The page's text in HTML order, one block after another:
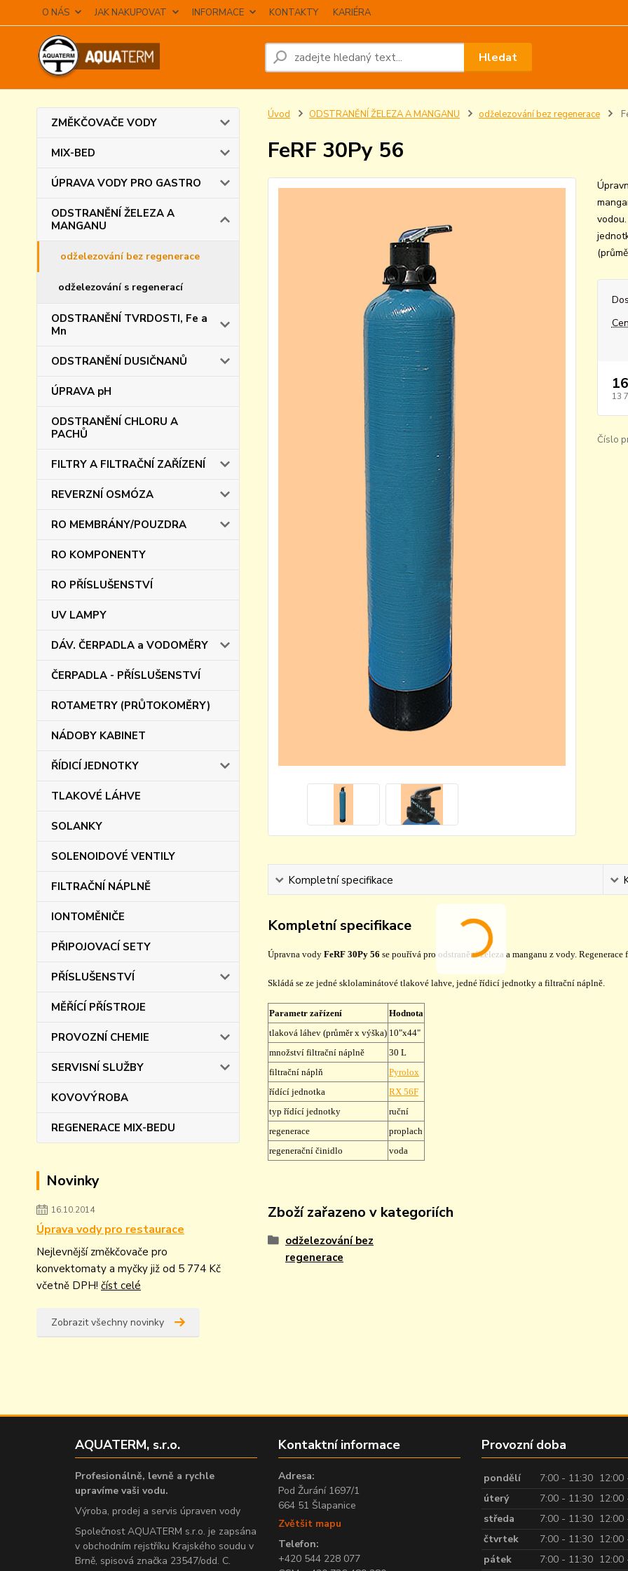
O NÁS JAK NAKUPOVAT INFORMACE KONTAKTY KARIÉRA
Hledat
ZMĚKČOVAČE VODY
MIX-BED
ÚPRAVA VODY PRO GASTRO
ODSTRANĚNÍ ŽELEZA A
MANGANU
odželezování bez regenerace
odželezování s regenerací
ODSTRANĚNÍ TVRDOSTI, Fe a
Mn
ODSTRANĚNÍ DUSIČNANŮ
ÚPRAVA pH
ODSTRANĚNÍ CHLORU A
PACHŮ
FILTRY A FILTRAČNÍ ZAŘÍZENÍ
REVERZNÍ OSMÓZA
RO MEMBRÁNY/POUZDRA
RO KOMPONENTY
RO PŘÍSLUŠENSTVÍ
UV LAMPY
DÁV. ČERPADLA a VODOMĚRY
ČERPADLA - PŘÍSLUŠENSTVÍ
ROTAMETRY (PRŮTOKOMĚRY)
NÁDOBY KABINET
ŘÍDICÍ JEDNOTKY
TLAKOVÉ LÁHVE
SOLANKY
SOLENOIDOVÉ VENTILY
FILTRAČNÍ NÁPLNĚ
IONTOMĚNIČE
PŘIPOJOVACÍ SETY
PŘÍSLUŠENSTVÍ
MĚŘÍCÍ PŘÍSTROJE
PROVOZNÍ CHEMIE
SERVISNÍ SLUŽBY
KOVOVÝROBA
REGENERACE MIX-BEDU
Novinky
16.10.2014
Úprava vody pro restaurace
Nejlevnější změkčovače pro
konvektomaty a myčky již od 5 774 Kč
včetně DPH! číst celé
Zobrazit všechny novinky
Úvod ODSTRANĚNÍ ŽELEZA A MANGANU odželezování bez regenerace
FeRF 30Py 56
13
Číslo
Kompletní specifikace
Kompletní specifikace
Úpravna vody FeRF 30Py 56 se pouřívá pro odstranění železa a manganu z vody.
Skládá se ze jedné sklolaminátové tlakové lahve, jedné řídicí jednotky a filtrační náplně.
Parametr zařízení
Hodnota
tlaková láhev (průměr x výška) 10"x44"
množství filtrační náplně
30 L
filtrační náplň
Pyrolox
řídící jednotka
RX 56F
typ řídící jednotky
ruční
regenerace
proplach
regenerační činidlo
voda
Zboží zařazeno v kategoriích
odželezování bez
regenerace
AQUATERM, s.r.o.
Profesionálně, levně a rychle
upravíme vaši vodu.
Výroba, prodej a servis úpraven vody
Společnost AQUATERM s.r.o. je zapsána
v obchodním rejstříku Krajského soudu v
Brně, spisová značka 23547/odd. C.
Kontaktní informace
Adresa:
Pod Žurání 1697/1
664 51 Šlapanice
Zvětšit mapu
Telefon:
+420 544 228 077
Provozní doba
pondělí 7:00 - 11:30 12:00
úterý
7:00 - 11:30 12:00
středa
7:00 - 11:30 12:00
čtvrtek
7:00 - 11:30 12:00
pátek
7:00 - 11:30 12:00